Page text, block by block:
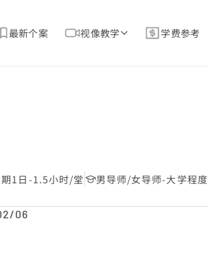
最新个案 视像教学 学费参考
推介
1日-1.5小时/堂 男导师/女导师-大学程度
06